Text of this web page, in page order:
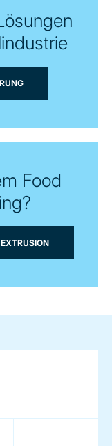
Food